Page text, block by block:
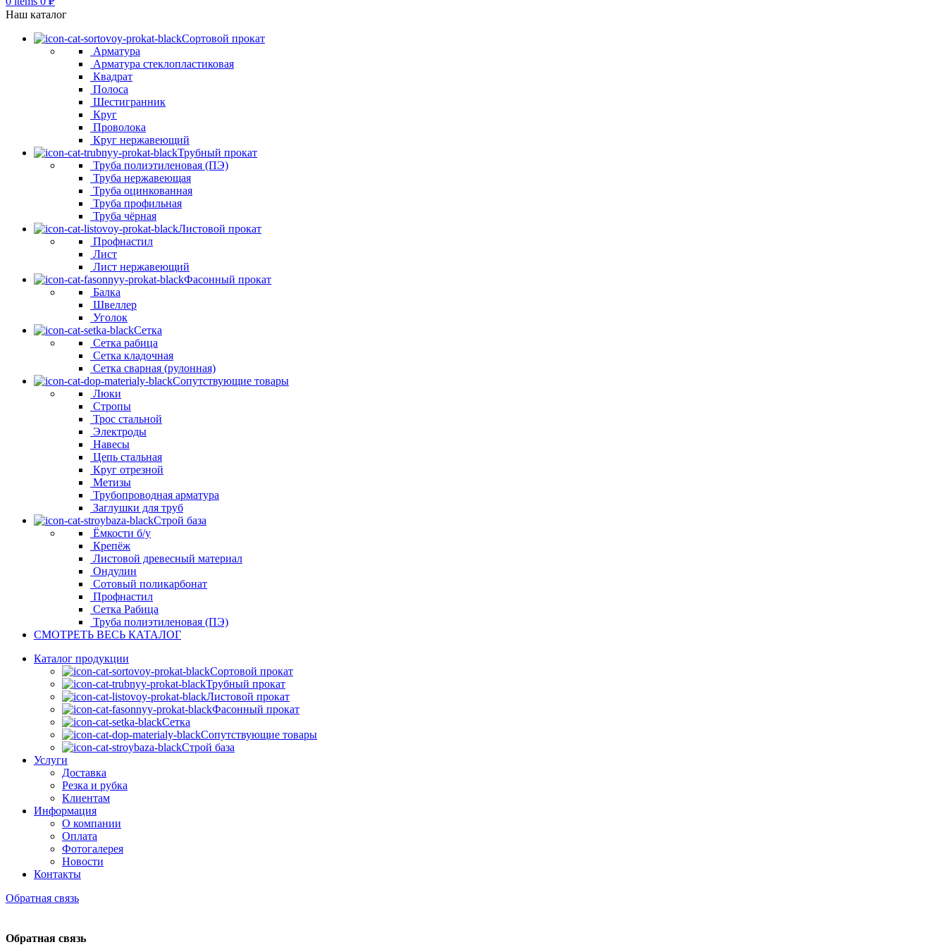
Наш каталог
Сортовой прокат
Арматура
Арматура стеклопластиковая
Квадрат
Полоса
Шестигранник
Круг
Проволока
Круг нержавеющий
Трубный прокат
Труба полиэтиленовая (ПЭ)
Труба нержавеющая
Труба оцинкованная
Труба профильная
Труба чёрная
Листовой прокат
Профнастил
Лист
Лист нержавеющий
Фасонный прокат
Балка
Швеллер
Уголок
Сетка
Сетка рабица
Сетка кладочная
Сетка сварная (рулонная)
Сопутствующие товары
Люки
Стропы
Трос стальной
Электроды
Навесы
Цепь стальная
Круг отрезной
Метизы
Трубопроводная арматура
Заглушки для труб
Строй база
Ёмкости б/у
Крепёж
Листовой древесный материал
Ондулин
Сотовый поликарбонат
Профнастил
Сетка Рабица
Труба полиэтиленовая (ПЭ)
СМОТРЕТЬ ВЕСЬ КАТАЛОГ
Каталог продукции
Сортовой прокат
Трубный прокат
Листовой прокат
Фасонный прокат
Сетка
Сопутствующие товары
Строй база
Услуги
Доставка
Резка и рубка
Клиентам
Информация
О компании
Оплата
Фотогалерея
Новости
Контакты
Обратная связь
Обратная связь